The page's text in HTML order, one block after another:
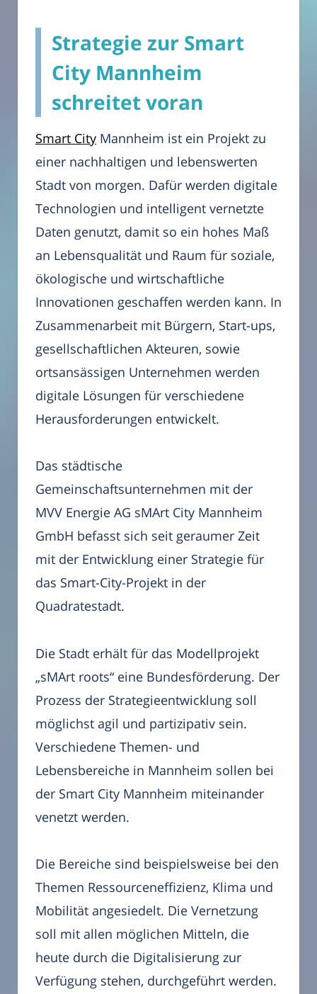
Strategie zur Smart
City Mannheim
schreitet voran
Smart City Mannheim ist ein Projekt zu
einer nachhaltigen und lebenswerten
Stadt von morgen. Dafür werden digitale
Technologien und intelligent vernetzte
Daten genutzt, damit so ein hohes Maß
an Lebensqualität und Raum für soziale,
ökologische und wirtschaftliche
Innovationen geschaffen werden kann. In
Zusammenarbeit mit Bürgern, Start-ups,
gesellschaftlichen Akteuren, sowie
ortsansässigen Unternehmen werden
digitale Lösungen für verschiedene
Herausforderungen entwickelt.
Das städtische
Gemeinschaftsunternehmen mit der
MVV Energie AG sMArt City Mannheim
GmbH befasst sich seit geraumer Zeit
mit der Entwicklung einer Strategie für
das Smart-City-Projekt in der
Quadratestadt.
Die Stadt erhält für das Modellprojekt
„sMArt roots“ eine Bundesförderung. Der
Prozess der Strategieentwicklung soll
möglichst agil und partizipativ sein.
Verschiedene Themen- und
Lebensbereiche in Mannheim sollen bei
der Smart City Mannheim miteinander
venetzt werden.
Die Bereiche sind beispielsweise bei den
Themen Ressourceneffizienz, Klima und
Mobilität angesiedelt. Die Vernetzung
soll mit allen möglichen Mitteln, die
heute durch die Digitalisierung zur
Verfügung stehen, durchgeführt werden.